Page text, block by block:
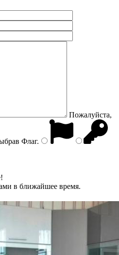
Пожалуйста,
Флаг.
в ближайшее время.